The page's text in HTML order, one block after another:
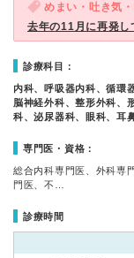
めまい・吐き気
去年の11月に再発し
診療科目：
内科、呼吸器内科、循環
脳神経外科、整形外科、
科、泌尿器科、眼科、耳
専門医・資格：
総合内科専門医、外科専
門医、不…
診療時間